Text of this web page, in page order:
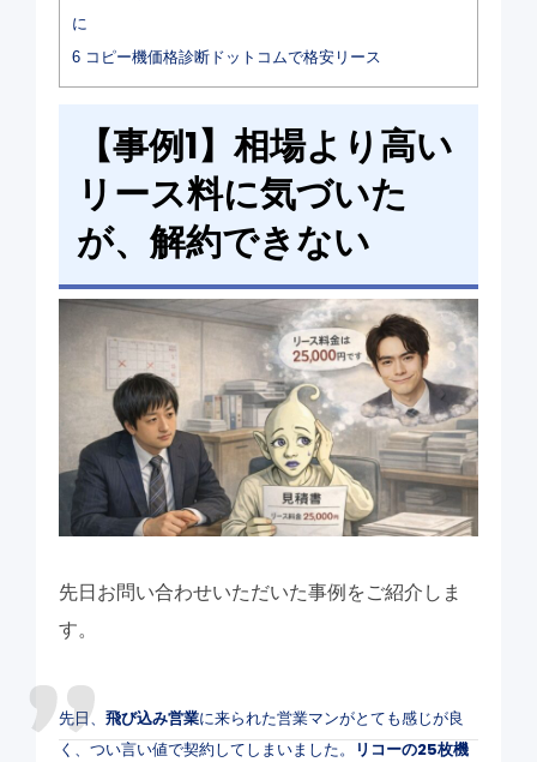
に
6コピー機価格診断ドットコムで格安リース
【事例1】相場より高い
リース料に気づいた
が、解約できない
先日お問い合わせいただいた事例をご紹介しま
す。
先日、 飛び込み営業に来られた営業マンがとても感じが良
く、つい言い値で契約してしまいました。
リコーの25枚機